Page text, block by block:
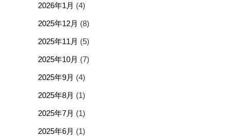
2026年1月 (4)
2025年12月 (8)
2025年11月 (5)
2025年10月 (7)
2025年9月 (4)
2025年8月 (1)
2025年7月 (1)
2025年6月 (1)